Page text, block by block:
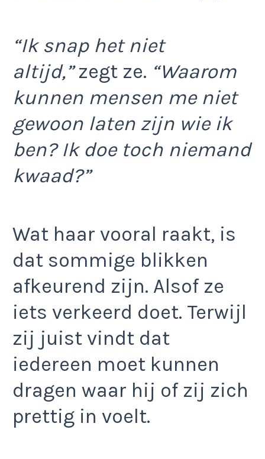
“Ik snap het niet
altijd,”zegt ze. “Waarom
kunnen mensen me niet
gewoon laten zijn wie ik
ben? Ik doe toch niemand
kwaad?”
Wat haar vooral raakt, is
dat sommige blikken
afkeurend zijn. Alsof ze
iets verkeerd doet. Terwijl
zij juist vindt dat
iedereen moet kunnen
dragen waar hij of zij zich
prettig in voelt.